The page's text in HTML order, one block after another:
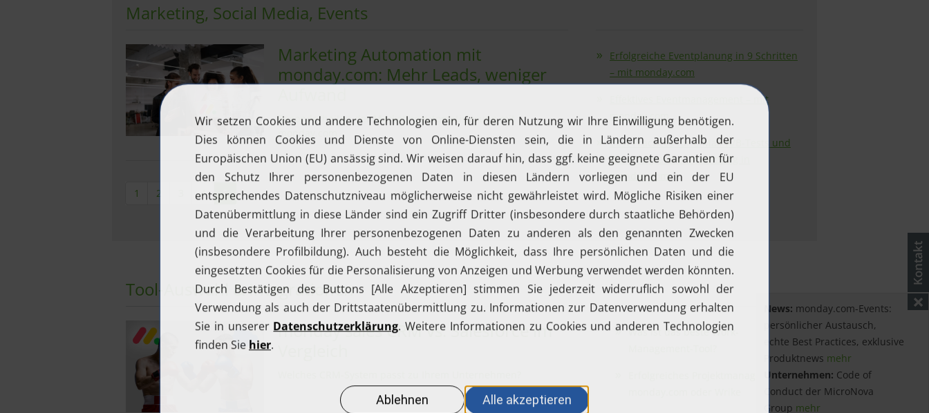
Marketing, Social Media, Events
Marketing Automation mit
monday.com: Mehr Leads, weniger
Besonderheiten der Marketingautomatisierung mit
monday.com
1 2 4 5
Erfolgreiche Eventplanung in 9 Schritten
– mit monday.com
Effektives Eventmanagement – mit
monday.com
Best Practices für E-Mail-A/B-Tests und
die erfolgreiche Umsetzung in
monday.com
Tool-Auswahl & Integrationen
monday sales CRM vs. Salesforce im
Was ist das beste Work-
Erfolgreiches Projektmanagement:
News: monday.com-Events:
persönlicher Austausch,
echte Best Practices, exklusive
Produktnews mehr
Unternehmen: Code of
Conduct der MicroNova
Group mehr